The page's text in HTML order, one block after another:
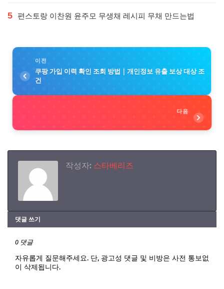
5 편스토랑 이찬원 윤주모 무생채 레시피 무채 만드는법
이전
쿠팡 가입 이력 확인 조회 방법｜개인정보 유출 보상 대상 조
건
다음
작성자: 스타베리즈
댓글 쓰기
0 댓글
자유롭게 질문해주세요. 단, 광고성 댓글 및 비방은 사전 통보없
이 삭제됩니다.